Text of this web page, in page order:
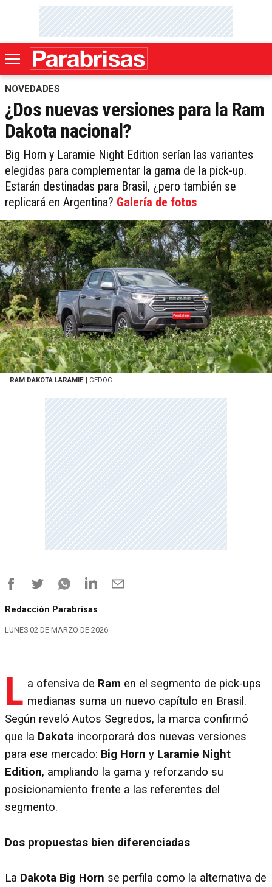
NOVEDADES
¿Dos nuevas versiones para la Ram
Dakota nacional?
Big Horn y Laramie Night Edition serían las variantes
elegidas para complementar la gama de la pick-up.
Estarán destinadas para Brasil, ¿pero también se
replicará en Argentina? Galería de fotos
RAM DAKOTA LARAMIE | CEDOC
Redacción Parabrisas
LUNES 02 DE MARZO DE 2026
L a ofensiva de Ram en el segmento de pick-ups
medianas suma un nuevo capítulo en Brasil.
Según reveló Autos Segredos, la marca confirmó
que la Dakota incorporará dos nuevas versiones
para ese mercado: Big Horn y Laramie Night
Edition, ampliando la gama y reforzando su
posicionamiento frente a las referentes del
segmento.
Dos propuestas bien diferenciadas
La Dakota Big Horn se perfila como la alternativa de